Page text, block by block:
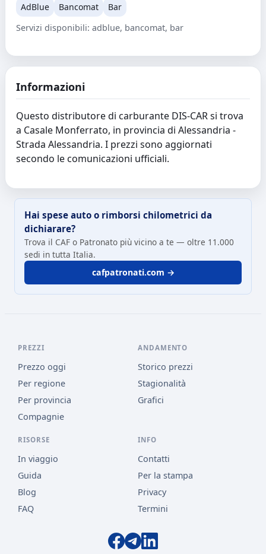
AdBlue Bancomat
Bar
Servizi disponibili: adblue, bancomat, bar
Informazioni
Questo distributore di carburante DIS-CAR si trova
a Casale Monferrato, in provincia di Alessandria -
Strada Alessandria. I prezzi sono aggiornati
secondo le comunicazioni ufficiali.
Hai spese auto o rimborsi chilometrici da
dichiarare?
Trova il CAF o Patronato più vicino a te — oltre 11.000
sedi in tutta Italia.
cafpatronati.com →
PREZZI
Prezzo oggi
Per regione
Per provincia
Compagnie
ANDAMENTO
Storico prezzi
Stagionalità
Grafici
RISORSE
In viaggio
Guida
Blog
FAQ
INFO
Contatti
Per la stampa
Privacy
Termini